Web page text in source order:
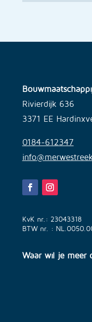
Rivierdijk 636
3371 EE
0184-612347
KvK nr.: 23043318
BTW nr. :
Waar wil je meer